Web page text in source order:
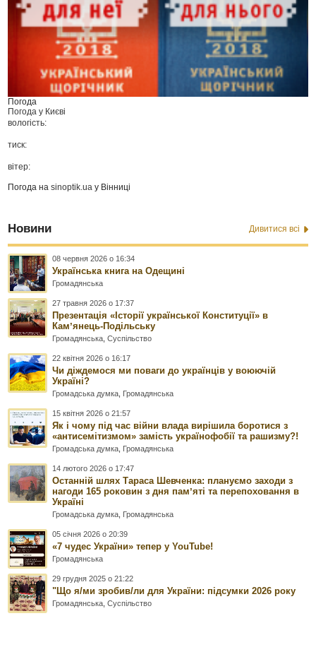
Погода
Погода у Києві
вологість:
тиск:
вітер:
Погода наsinoptik.ua у Вінниці
Новини Дивитися всі
08 червня 2026 о 16:34
Українська книга на Одещині
Громадянська
27 травня 2026 о 17:37
Презентація «Історії української Конституції» в
Камʼянець-Подільську
Громадянська ,Суспільство
22 квітня 2026 о 16:17
Чи діждемося ми поваги до українців у воюючій
Україні?
Громадська думка Громадянська
15 квітня 2026 о 21:57
Як і чому під час війни влада вирішила боротися з
«антисемітизмом» замість українофобії та рашизму?!
Громадська думка Громадянська
14 лютого 2026 о 17:47
Останній шлях Тараса Шевченка: плануємо заходи з
нагоди 165 роковин з дня памʼяті та перепоховання в
Україні
Громадська думка Громадянська
05 січня 2026 о 20:39
«7 чудес України» тепер у YouTube!
Громадянська
29 грудня 2025 о 21:22
"Що я/ми зробив/ли для України: підсумки 2026 року
Громадянська ,Суспільство